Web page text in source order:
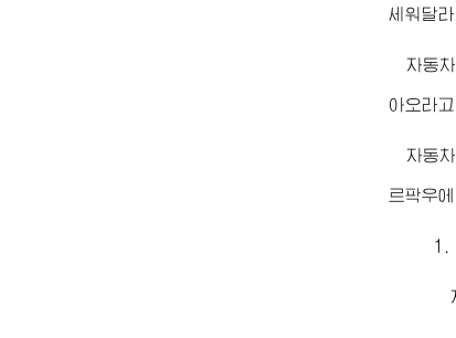
세워달
자동
아오라
자동
르팍우
1.